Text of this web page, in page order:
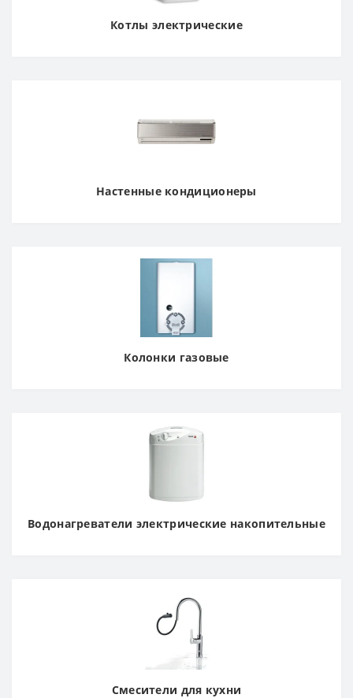
Котлы электрические
Настенные кондиционеры
Колонки газовые
Водонагреватели электрические накопительные
Смесители для кухни